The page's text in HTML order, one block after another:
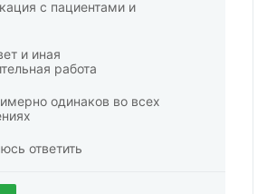
с пациентами и
и иная
работа
одинаков во всех
ответить